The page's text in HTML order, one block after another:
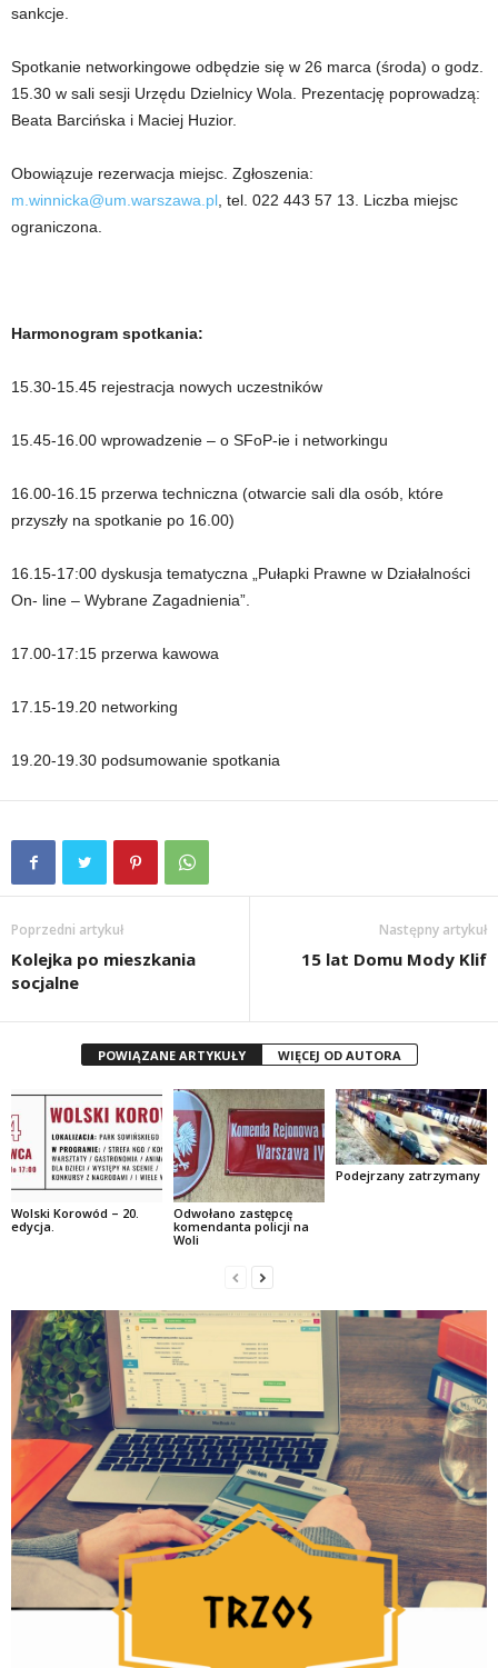
sankcje.
Spotkanie networkingowe odbędzie się w 26 marca (środa) o godz.
15.30 w sali sesji Urzędu Dzielnicy Wola. Prezentację poprowadzą:
Beata Barcińska i Maciej Huzior.
Obowiązuje rezerwacja miejsc. Zgłoszenia:
m.winnicka@um.warszawa.pl , tel. 022 443 57 13. Liczba miejsc
ograniczona.
Harmonogram spotkania:
15.30-15.45 rejestracja nowych uczestników
15.45-16.00 wprowadzenie – o SFoP-ie i networkingu
16.00-16.15 przerwa techniczna (otwarcie sali dla osób, które
przyszły na spotkanie po 16.00)
16.15-17:00 dyskusja tematyczna „Pułapki Prawne w Działalności
On- line – Wybrane Zagadnienia”.
17.00-17:15 przerwa kawowa
17.15-19.20 networking
19.20-19.30 podsumowanie spotkania
Poprzedni artykuł
Kolejka po mieszkania
socjalne
Następny artykuł
15 lat Domu Mody Klif
POWIĄZANE ARTYKUŁY WIĘCEJ OD AUTORA
Wolski Korowód – 20.
edycja.
Odwołano zastępcę
komendanta policji na
Woli
Podejrzany zatrzymany